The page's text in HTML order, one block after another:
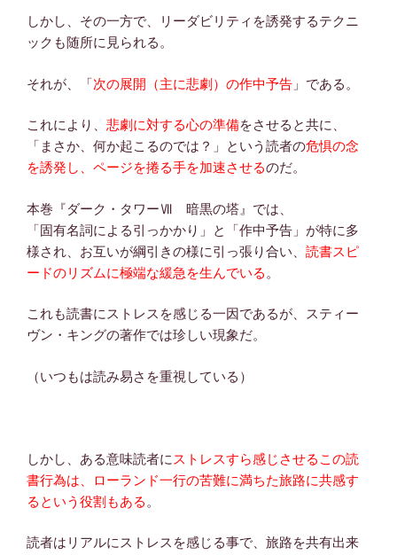
しかし、その一方で、リーダビリティを誘発するテクニ
ックも随所に見られる。
それが、「次の展開（主に悲劇）の作中予告 」である。
これにより、 悲劇に対する心の準備をさせると共に、
「まさか、何か起こるのでは？」という読者の危惧の念
を誘発し、ページを捲る手を加速させるのだ。
本巻『ダーク・タワーⅦ 暗黒の塔』では、
「固有名詞による引っかかり」と「作中予告」が特に多
様され、お互いが綱引きの様に引っ張り合い、 読書スピ
ードのリズムに極端な緩急を生んでいる 。
これも読書にストレスを感じる一因であるが、スティー
ヴン・キングの著作では珍しい現象だ。
（いつもは読み易さを重視している）
しかし、ある意味読者に ストレスすら感じさせるこの読
書行為は、
ローランド一行の苦難に満ちた旅路に共感す
るという役割もある 。
読者はリアルにストレスを感じる事で、旅路を共有出来